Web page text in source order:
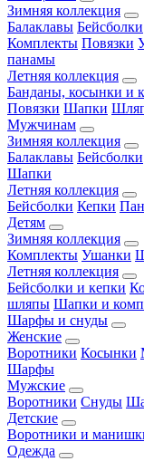
Зимняя коллекция
Балаклавы Бейсболки
Комплекты Повязки
панамы
Летняя коллекция
Банданы, косынки и
Повязки Шапки
Мужчинам
Зимняя коллекция
Балаклавы Бейсболки
Шапки
Летняя коллекция
Бейсболки Кепки
Детям
Зимняя коллекция
Комплекты Ушанки
Летняя коллекция
Бейсболки и кепки
шляпы Шапки и
Шарфы и снуды
Женские
Воротники Косынки
Шарфы
Мужские
Воротники Снуды
Детские
Воротники и
Одежда